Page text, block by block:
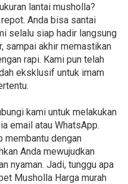
lantai musholla?
Anda bisa santai
selalu siap hadir langsung
sampai akhir memastikan
rapi. Kami pun telah
eksklusif untuk imam
kami untuk melakukan
email atau WhatsApp.
membantu dengan
Anda mewujudkan
nyaman. Jadi, tunggu apa
Musholla Harga murah